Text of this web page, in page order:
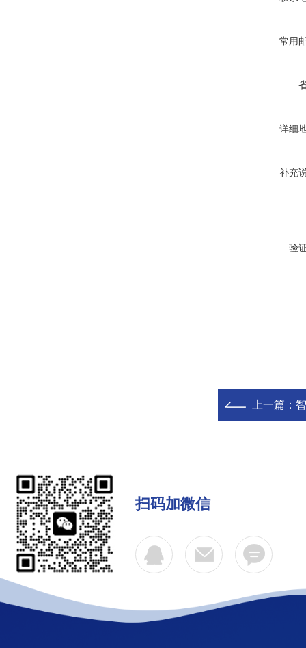
常用
详细
补充
验
上一篇：
扫码加微信